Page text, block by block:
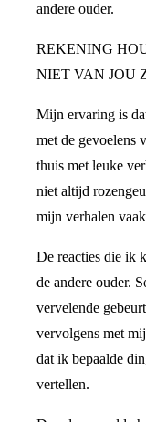
andere ouder.
REKENING
NIET VAN JOU
Mijn ervaring is
met de gevoelens
thuis met leuke
niet altijd
mijn verhalen
De reacties die ik
de andere ouder.
vervelende
vervolgens met
dat ik bepaalde
vertellen.